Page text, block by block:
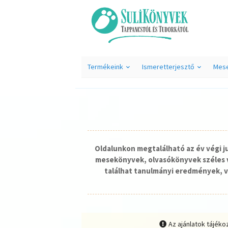
Termékeink Ismeretterjesztő
Oldalunkon megtalálható az év végi
mesekönyvek, olvasókönyvek
találhat tanulmányi eredmények,
Az ajánlatok